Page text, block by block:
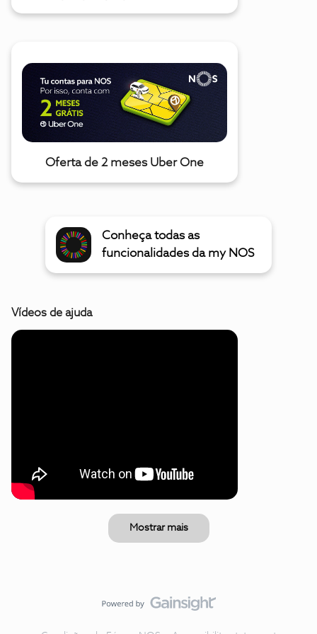
Oferta de 2 meses Uber One
Conheça todas as
funcionalidades da my NOS
Vídeos de ajuda
Mostrar mais